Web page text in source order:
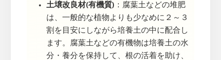
土壌改良材(有機質) ：腐葉土などの堆肥
は、一般的な植物よりも少なめに２～３
割を目安にしながら培養土の中に配合し
ます。腐葉土などの有機物は培養土の水
分・養分を保持して、根の活着を助け、